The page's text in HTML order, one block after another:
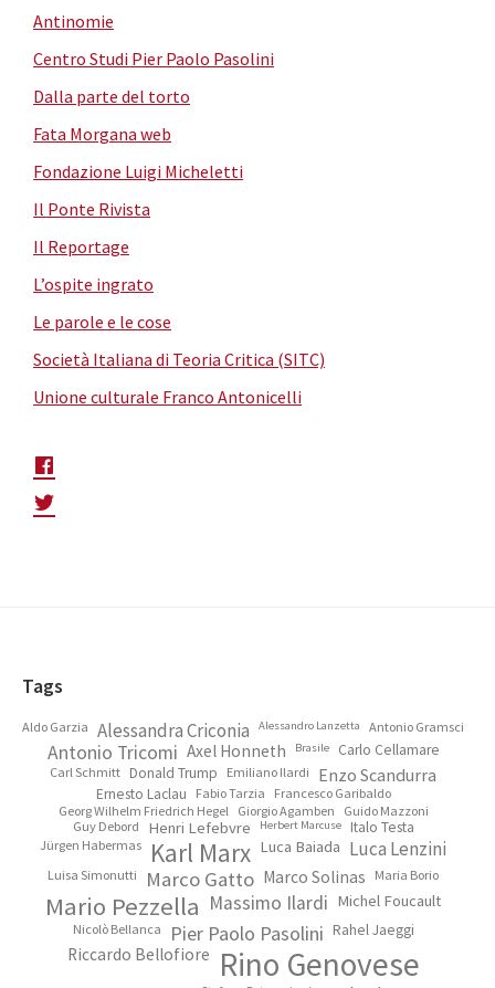
Antinomie
Centro Studi Pier Paolo Pasolini
Dalla parte del torto
Fata Morgana web
Fondazione Luigi Micheletti
Il Ponte Rivista
Il Reportage
L’ospite ingrato
Le parole e le cose
Società Italiana di Teoria Critica (SITC)
Unione culturale Franco Antonicelli
Footer
Tags
Aldo Garzia Alessandra Criconia Alessandro Lanzetta Antonio Gramsci
Antonio Tricomi Axel Honneth Brasile Carlo Cellamare
Carl Schmitt Donald Trump Emiliano Ilardi Enzo Scandurra
Ernesto Laclau Fabio Tarzia
Francesco Garibaldo
Georg Wilhelm Friedrich Hegel
Giorgio Agamben
Guido Mazzoni
Guy Debord
Henri Lefebvre Herbert Marcuse Italo Testa
Jürgen Habermas Karl Marx Luca Baiada Luca Lenzini
Luisa Simonutti Marco Gatto Marco Solinas Maria Borio
Mario Pezzella Massimo Ilardi Michel Foucault
Nicolò Bellanca Pier Paolo Pasolini Rahel Jaeggi
Riccardo Bellofiore Rino Genovese